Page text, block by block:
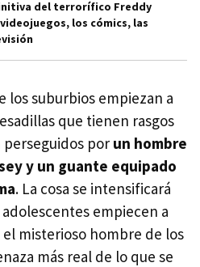
del terrorífico Freddy
los cómics, las
los suburbios empiezan a
que tienen rasgos
perseguidos por un hombre
y un guante equipado
. La cosa se intensificará
empiecen a
misterioso hombre de los
más real de lo que se